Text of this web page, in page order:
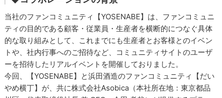
当社のファンコミュニティ【YOSENABE】は、ファンコミュニ
ティの目的である顧客・従業員・生産者を横断的につなぐ具体
的な取り組みとして、これまでにも生産者とお客様とのイベン
トや、社内行事へのご招待など、コミュニティサイトのユーザ
ーを招待したリアルイベントを開催しておりました。
今回、【YOSENABE】と浜田酒造のファンコミュニティ【だい
やめ横丁】が、共に株式会社Asobica（本社所在地：東京都品